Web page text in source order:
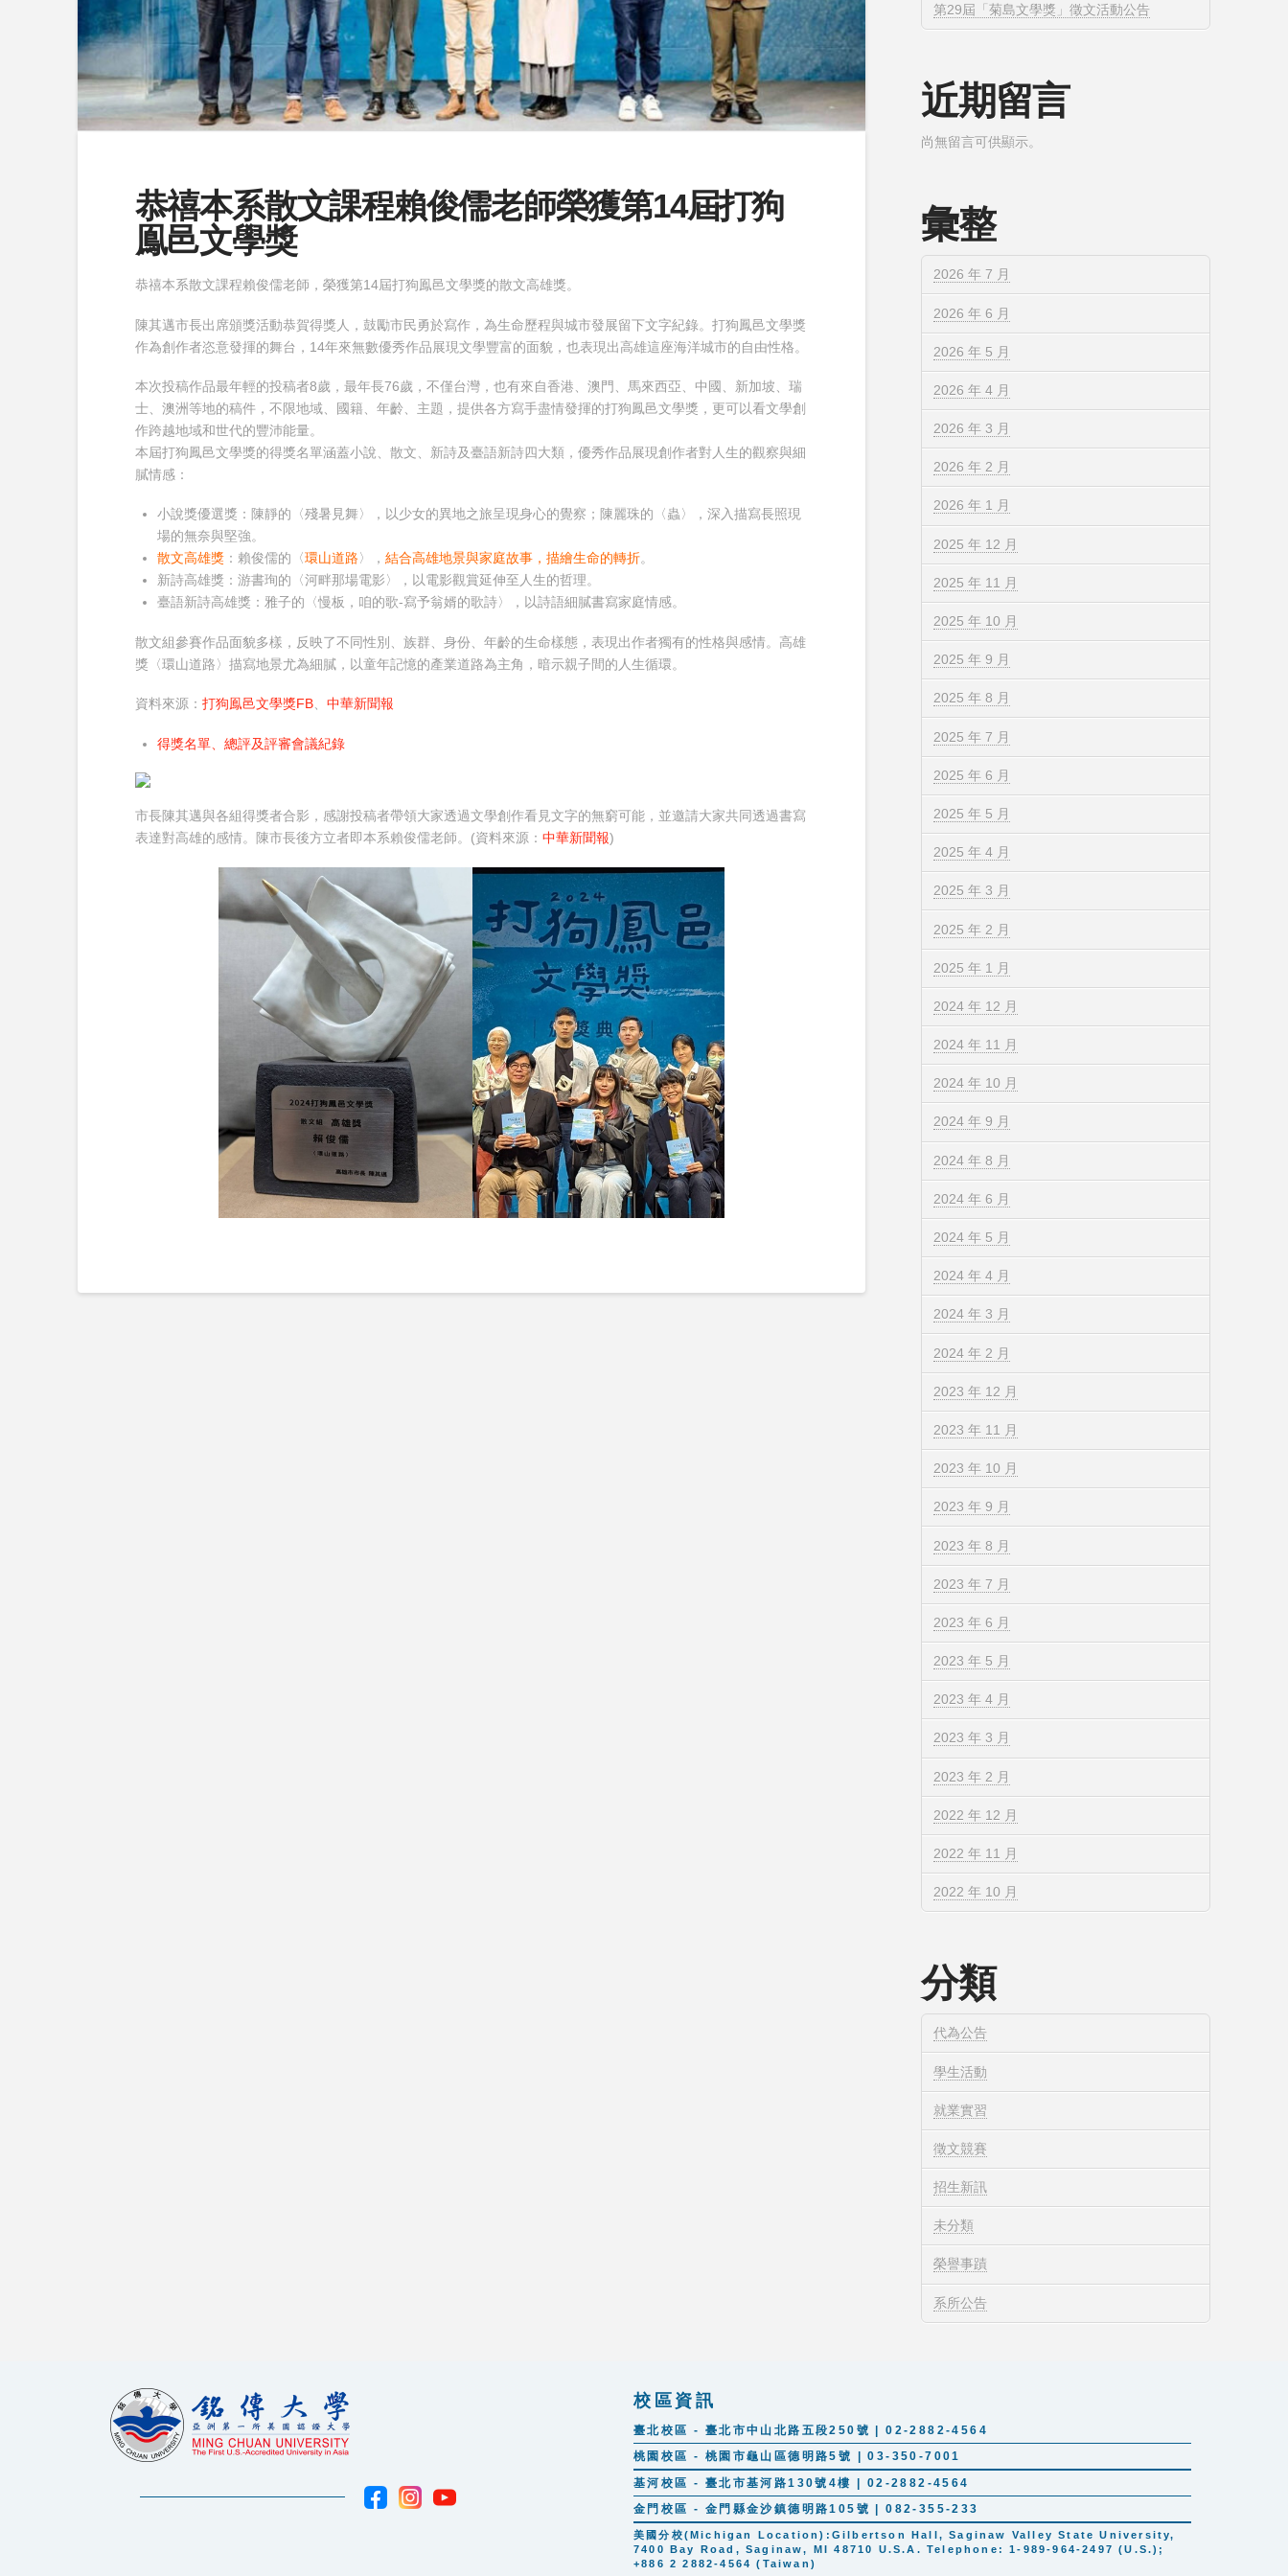
恭禧本系散文課程賴俊儒老師榮獲第14屆打狗
鳯邑文學獎
恭禧本系散文課程賴俊儒老師，榮獲第14屆打狗鳯邑文學獎的散文高雄獎。
陳其邁市長出席頒獎活動恭賀得獎人，鼓勵市民勇於寫作，為生命歷程與城市發展留下文字紀錄。打狗鳳邑文學獎
作為創作者恣意發揮的舞台，14年來無數優秀作品展現文學豐富的面貌，也表現出高雄這座海洋城市的自由性格。
本次投稿作品最年輕的投稿者8歲，最年長76歲，不僅台灣，也有來自香港、澳門、馬來西亞、中國、新加坡、瑞
士、澳洲等地的稿件，不限地域、國籍、年齡、主題，提供各方寫手盡情發揮的打狗鳳邑文學獎，更可以看文學創
作跨越地域和世代的豐沛能量。
本屆打狗鳳邑文學獎的得獎名單涵蓋小說、散文、新詩及臺語新詩四大類，優秀作品展現創作者對人生的觀察與細
膩情感：
小說獎優選獎：陳靜的〈殘暑見舞〉，以少女的異地之旅呈現身心的覺察；陳麗珠的〈蟲〉，深入描寫長照現
場的無奈與堅強。
散文高雄獎：賴俊儒的〈環山道路〉， 結合高雄地景與家庭故事，描繪生命的轉折。
新詩高雄獎：游書珣的〈河畔那場電影〉，以電影觀賞延伸至人生的哲理。
臺語新詩高雄獎：雅子的〈慢板，咱的歌-寫予翁婿的歌詩〉，以詩語細膩書寫家庭情感。
散文組參賽作品面貌多樣，反映了不同性別、族群、身份、年齡的生命樣態，表現出作者獨有的性格與感情。高雄
獎〈環山道路〉描寫地景尤為細膩，以童年記憶的產業道路為主角，暗示親子間的人生循環。
資料來源： 打狗鳯邑文學獎FB、 中華新聞報
得獎名單、總評及評審會議紀錄
市長陳其邁與各組得獎者合影，感謝投稿者帶領大家透過文學創作看見文字的無窮可能，並邀請大家共同透過書寫
表達對高雄的感情。陳市長後方立者即本系賴俊儒老師。(資料來源： 中華新聞報)
第29屆「菊島文學獎」徵文活動公告
近期留言
尚無留言可供顯示。
彙整
2026 年 7 月
2026 年 6 月
2026 年 5 月
2026 年 4 月
2026 年 3 月
2026 年 2 月
2026 年 1 月
2025 年 12 月
2025 年 11 月
2025 年 10 月
2025 年 9 月
2025 年 8 月
2025 年 7 月
2025 年 6 月
2025 年 5 月
2025 年 4 月
2025 年 3 月
2025 年 2 月
2025 年 1 月
2024 年 12 月
2024 年 11 月
2024 年 10 月
2024 年 9 月
2024 年 8 月
2024 年 6 月
2024 年 5 月
2024 年 4 月
2024 年 3 月
2024 年 2 月
2023 年 12 月
2023 年 11 月
2023 年 10 月
2023 年 9 月
2023 年 8 月
2023 年 7 月
2023 年 6 月
2023 年 5 月
2023 年 4 月
2023 年 3 月
2023 年 2 月
2022 年 12 月
2022 年 11 月
2022 年 10 月
分類
代為公告
學生活動
就業實習
徵文競賽
招生新訊
未分類
榮譽事蹟
系所公告
校區資訊
臺北校區 - 臺北市中山北路五段250號 | 02-2882-4564
桃園校區 - 桃園市龜山區德明路5號 | 03-350-7001
基河校區 - 臺北市基河路130號4樓 | 02-2882-4564
金門校區 - 金門縣金沙鎮德明路105號 | 082-355-233
美國分校(Michigan Location):Gilbertson Hall, Saginaw Valley State University,
7400 Bay Road, Saginaw, MI 48710 U.S.A. Telephone: 1-989-964-2497 (U.S.);
+886 2 2882-4564 (Taiwan)